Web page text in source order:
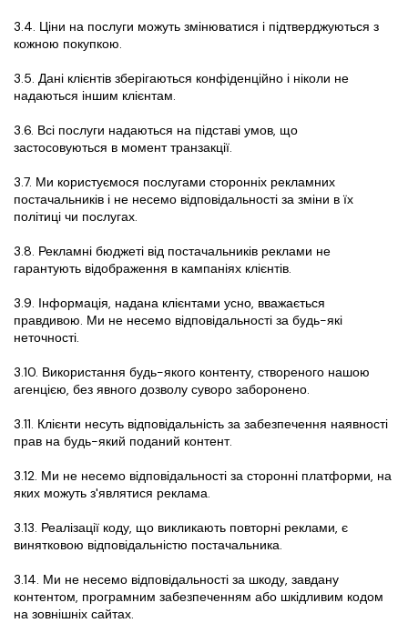
3.4. Ціни на послуги можуть змінюватися і підтверджуються з
кожною покупкою.
3.5. Дані клієнтів зберігаються конфіденційно і ніколи не
надаються іншим клієнтам.
3.6. Всі послуги надаються на підставі умов, що
застосовуються в момент транзакції.
3.7. Ми користуємося послугами сторонніх рекламних
постачальників і не несемо відповідальності за зміни в їх
політиці чи послугах.
3.8. Рекламні бюджеті від постачальників реклами не
гарантують відображення в кампаніях клієнтів.
3.9. Інформація, надана клієнтами усно, вважається
правдивою. Ми не несемо відповідальності за будь-які
неточності.
3.10. Використання будь-якого контенту, створеного нашою
агенцією, без явного дозволу суворо заборонено.
3.11. Клієнти несуть відповідальність за забезпечення наявності
прав на будь-який поданий контент.
3.12. Ми не несемо відповідальності за сторонні платформи, на
яких можуть з'являтися реклама.
3.13. Реалізації коду, що викликають повторні реклами, є
винятковою відповідальністю постачальника.
3.14. Ми не несемо відповідальності за шкоду, завдану
контентом, програмним забезпеченням або шкідливим кодом
на зовнішніх сайтах.